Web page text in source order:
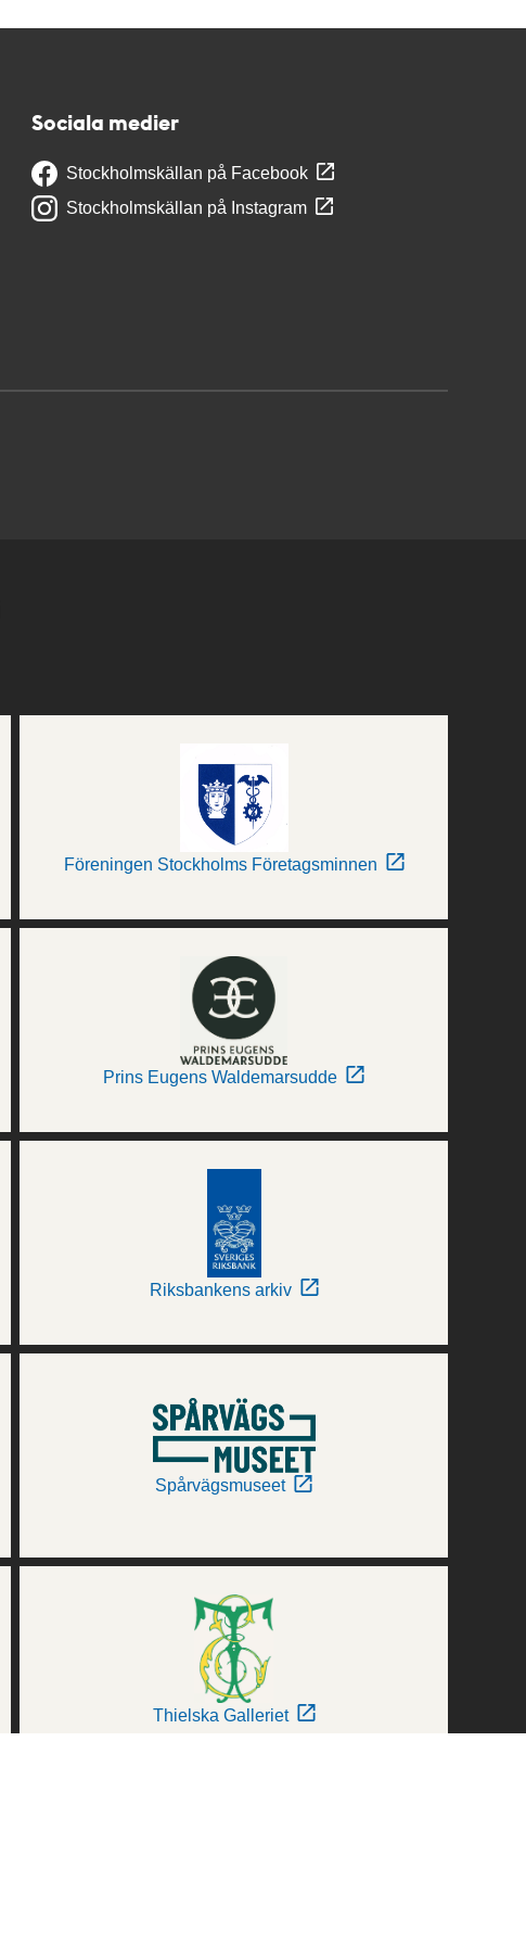
Sociala medier
Stockholmskällan på Facebook
Stockholmskällan på Instagram
Föreningen Stockholms Företagsminnen
Prins Eugens Waldemarsudde
Riksbankens arkiv
Spårvägsmuseet
Thielska Galleriet